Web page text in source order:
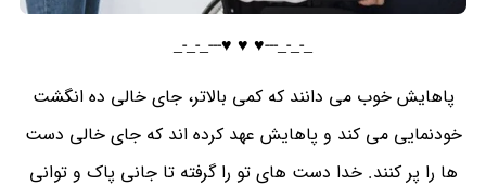
_-_-_---♥️ ♥️ ♥️---_-_-_
پاهایش خوب می دانند که کمی بالاتر، جای خالی ده انگشت
خودنمایی می کند و پاهایش عهد کرده اند که جای خالی دست
ها را پر کنند. خدا دست های تو را گرفته تا جانی پاک و توانی